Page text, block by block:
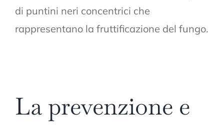
di puntini neri concentrici che
rappresentano la fruttificazione del fungo.
La prevenzione e